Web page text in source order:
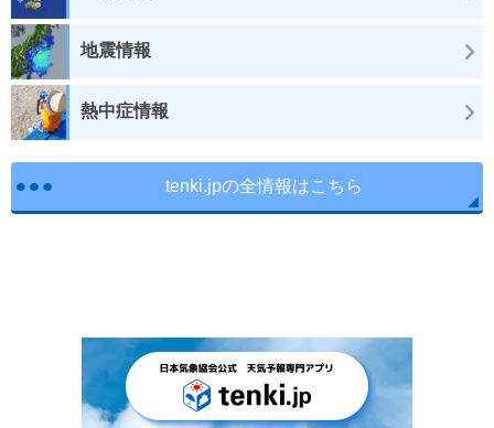
地震情報
熱中症情報
tenki.jpの全情報はこちら